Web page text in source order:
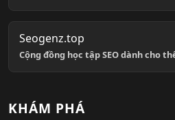
Seogenz.top
Cộng đồng học tập SEO dành cho
KHÁM PHÁ